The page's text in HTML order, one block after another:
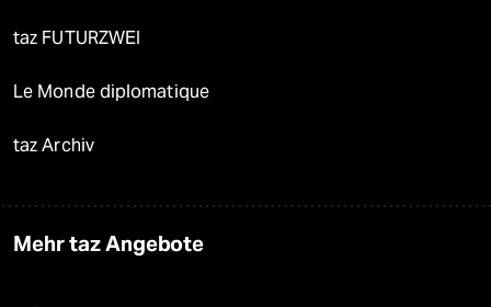
taz FUTURZWEI
Le Monde diplomatique
taz Archiv
Mehr taz Angebote